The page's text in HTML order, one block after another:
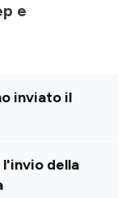
e
inviato il
l'invio della